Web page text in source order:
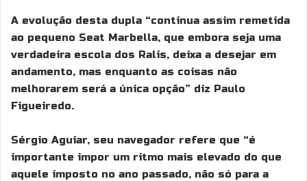
A evolução desta dupla “continua assim remetida
ao pequeno Seat Marbella, que embora seja uma
verdadeira escola dos Ralis, deixa a desejar em
andamento, mas enquanto as coisas não
melhorarem será a única opção” diz Paulo
Figueiredo.
Sérgio Aguiar, seu navegador refere que “é
importante impor um ritmo mais elevado do que
aquele imposto no ano passado, não só para a